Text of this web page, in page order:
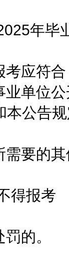
年毕
符合
单位
本公告
要的其
得报考
的。